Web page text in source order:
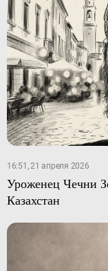
16:51, 21 апреля 2026
Уроженец Чечни
Казахстан